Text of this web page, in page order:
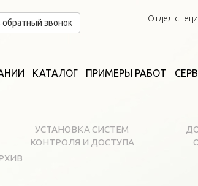
обратный звонок Отдел
КАТАЛОГ ПРИМЕРЫ РАБОТ
УСТАНОВКА СИСТЕМ
КОНТРОЛЯ И ДОСТУПА